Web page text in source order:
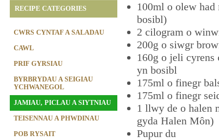
RECIPE CATEGORIES
CWRS CYNTAF A SALADAU
CAWL
PRIF GYRSIAU
BYRBRYDAU A SEIGIAU
YCHWANEGOL
JAMIAU, PICLAU A SIYTNIAU
TEISENNAU A PHWDINAU
POB RYSAIT
100ml o olew
bosibl)
2 cilogram o
200g o siwgr
160g o jeli cyrens
yn bosibl
175ml o finegr
175ml o finegr
1 llwy de o halen
gyda Halen Môn)
Pupur du